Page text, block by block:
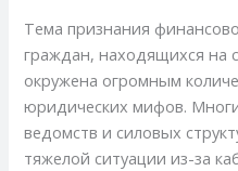
Тема признания
граждан, находящихся на
окружена огромным
юридических мифов.
ведомств и силовых
тяжелой ситуации из-за
реальные
риски
и
законодательные
последствия